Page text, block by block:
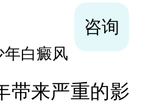
年白癜风
咨询
来严重的影